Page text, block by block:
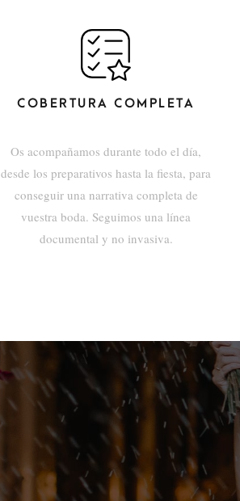
COBERTURA COMPLETA
Os acompañamos durante todo el día,
desde los preparativos hasta la fiesta, para
conseguir una narrativa completa de
vuestra boda. Seguimos una línea
documental y no invasiva.